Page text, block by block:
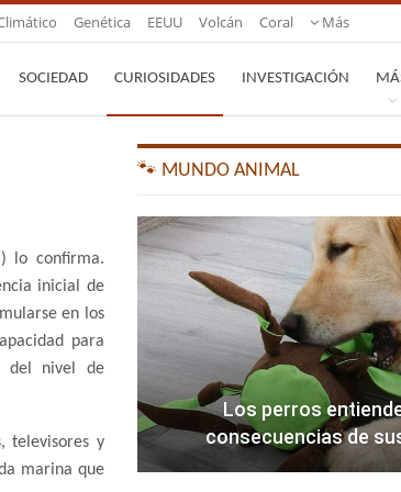
Genética EEUU Volcán Coral Más
SOCIEDAD CURIOSIDADES INVESTIGACIÓN
lo confirma.
inicial de
en los
para
del nivel de
televisores y
marina que
🐾 MUNDO ANIMAL
Los perros
consecuencias de